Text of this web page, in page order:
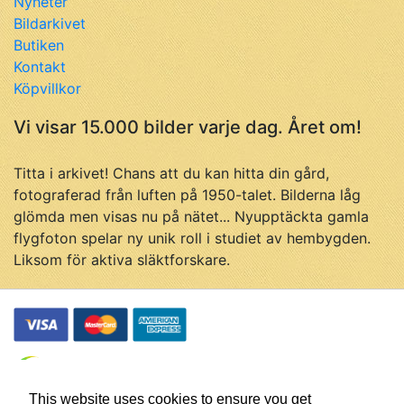
This website uses cookies to ensure you get
Bildarkivet
Butiken
Kontakt
Köpvillkor
Vi visar 15.000 bilder varje dag. Året om!
Titta i arkivet! Chans att du kan hitta din gård,
fotograferad från luften på 1950-talet. Bilderna låg
glömda men visas nu på nätet... Nyupptäckta gamla
flygfoton spelar ny unik roll i studiet av hembygden.
Liksom för aktiva släktforskare.